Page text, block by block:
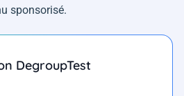
sponsorisé.
DegroupTest